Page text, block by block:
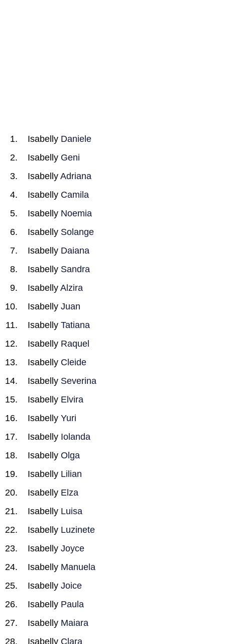
Isabelly Daniele
Isabelly Geni
Isabelly Adriana
Isabelly Camila
Isabelly Noemia
Isabelly Solange
Isabelly Daiana
Isabelly Sandra
Isabelly Alzira
Isabelly Juan
Isabelly Tatiana
Isabelly Raquel
Isabelly Cleide
Isabelly Severina
Isabelly Elvira
Isabelly Yuri
Isabelly Iolanda
Isabelly Olga
Isabelly Lilian
Isabelly Elza
Isabelly Luisa
Isabelly Luzinete
Isabelly Joyce
Isabelly Manuela
Isabelly Joice
Isabelly Paula
Isabelly Maiara
Isabelly Clara